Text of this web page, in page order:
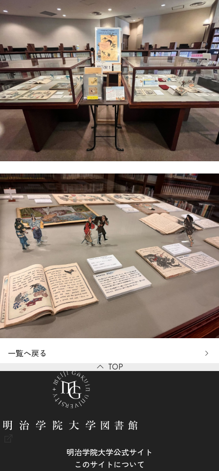
一覧へ戻る
TOP
明治学院大学公式サイト
このサイトについて